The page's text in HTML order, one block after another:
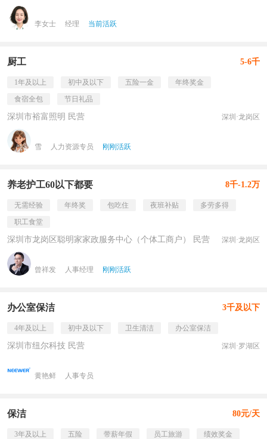
李女士 经理 当前活跃
厨工 5-6千
1年及以上 初中及以下 五险一金
年终奖金
食宿全包
节日礼品
深圳市裕富照明 民营 深圳·龙岗区
雪 人力资源专员 刚刚活跃
养老护工60以下都要 8千-1.2万
无需经验 年终奖 包吃住 夜班补贴
多劳多得
职工食堂
深圳市龙岗区聪明家家政服务中心（个体工商户） 民营 深圳·龙岗区
曾祥发 人事经理 刚刚活跃
办公室保洁 3千及以下
4年及以上 初中及以下 卫生清洁 办公室保洁
深圳市纽尔科技 民营 深圳·罗湖区
黄艳鲜 人事专员
保洁 80元/天
3年及以上 五险 带薪年假 员工旅游
绩效奖金